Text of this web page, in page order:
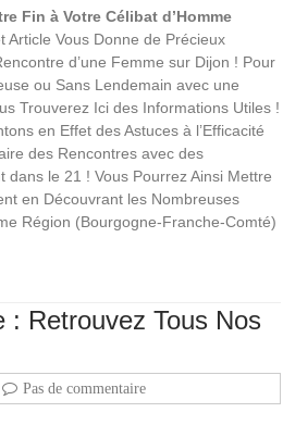
Fin à Votre Célibat d’Homme
Article Vous Donne de Précieux
d’une Femme sur Dijon ! Pour
ou Sans Lendemain avec une
Trouverez Ici des Informations Utiles !
en Effet des Astuces à l’Efficacité
des Rencontres avec des
dans le 21 ! Vous Pourrez Ainsi Mettre
en Découvrant les Nombreuses
Région (Bourgogne-Franche-Comté)
: Retrouvez Tous Nos
Pas de commentaire